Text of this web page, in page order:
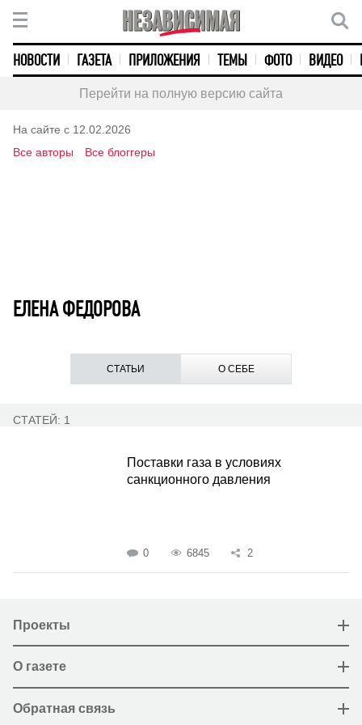
НОВОСТИ ГАЗЕТА ПРИЛОЖЕНИЯ ТЕМЫ ФОТО ВИДЕО
Перейти на полную версию сайта
На сайте с 12.02.2026
Все авторы
Все блоггеры
ЕЛЕНА ФЕДОРОВА
СТАТЬИ О СЕБЕ
СТАТЕЙ: 1
Поставки газа в условиях
санкционного давления
0 6845 2
Проекты
О газете
Обратная связь